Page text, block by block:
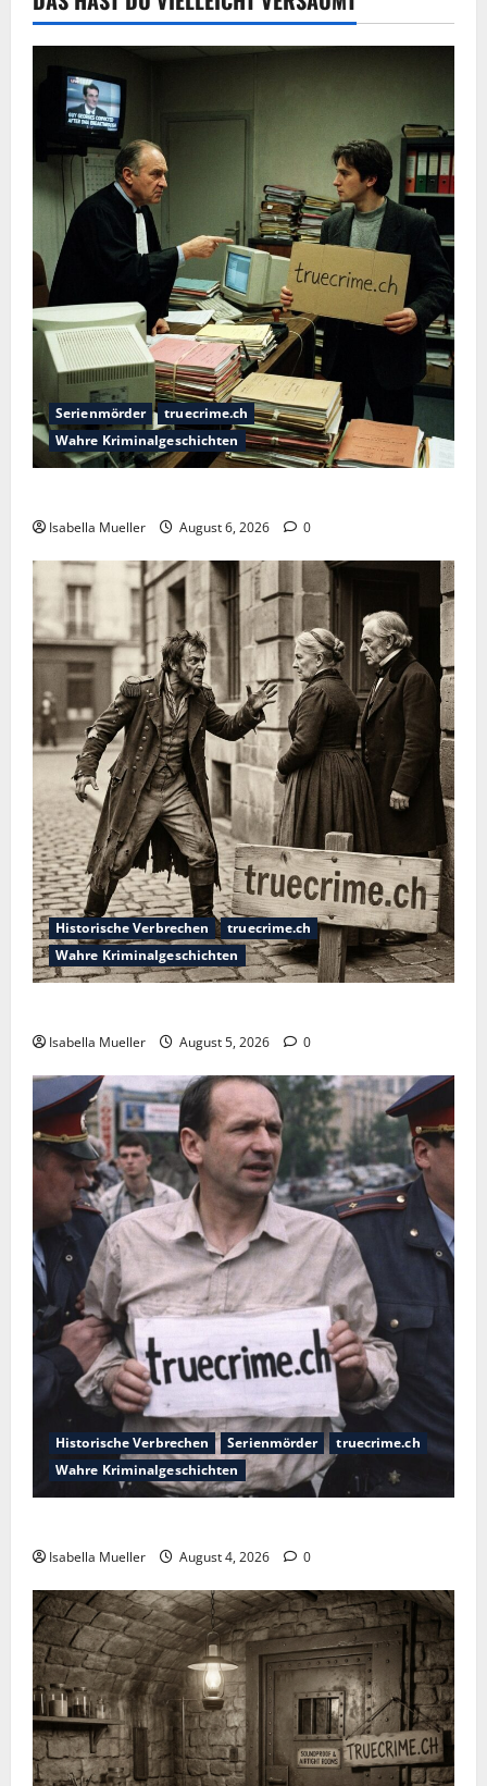
Serienmörder
truecrime.ch
Wahre Kriminalgeschichten
Isabella Mueller August 6, 2026 0
Historische Verbrechen
truecrime.ch
Wahre Kriminalgeschichten
Isabella Mueller August 5, 2026 0
Historische Verbrechen Serienmörder
truecrime.ch
Wahre Kriminalgeschichten
Isabella Mueller August 4, 2026 0